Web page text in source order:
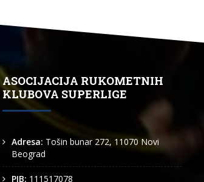
ASOCIJACIJA RUKOMETNIH
KLUBOVA SUPERLIGE
Adresa: Tošin bunar 272, 11070 Novi
Beograd
PIB: 111517078